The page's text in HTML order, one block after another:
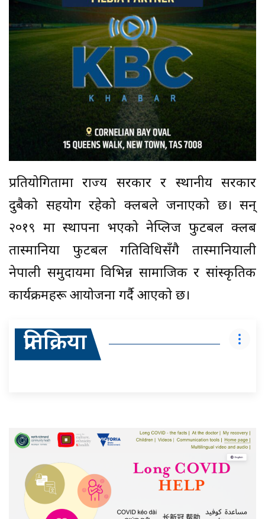
प्रतियोगितामा राज्य सरकार र स्थानीय सरकार
दुबैको सहयोग रहेको क्लबले जनाएको छ। सन्
२०१९ मा स्थापना भएको नेप्लिज फुटबल क्लब
तास्मानिया फुटबल गतिविधिसँगै तास्मानियाली
नेपाली समुदायमा विभिन्न सामाजिक र सांस्कृतिक
कार्यक्रमहरू आयोजना गर्दै आएको छ।
प्रतिक्रिया